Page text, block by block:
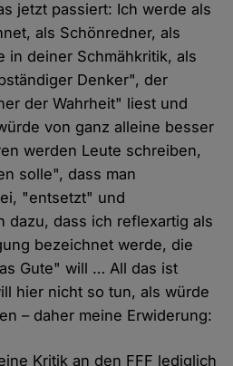
jetzt passiert: Ich werde als
als Schönredner, als
in deiner Schmähkritik, als
Denker", der
der Wahrheit" liest und
von ganz alleine besser
werden Leute schreiben,
solle", dass man
"entsetzt" und
dazu, dass ich reflexartig als
bezeichnet werde, die
Gute" will … All das ist
hier nicht so tun, als würde
– daher meine Erwiderung:
Kritik an den FFF lediglich